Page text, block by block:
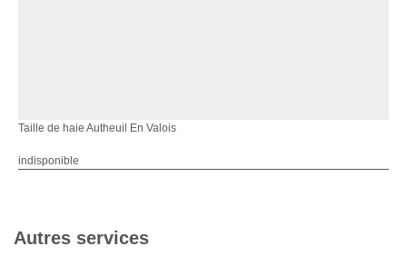
Taille de haie Autheuil En Valois
indisponible
Autres services